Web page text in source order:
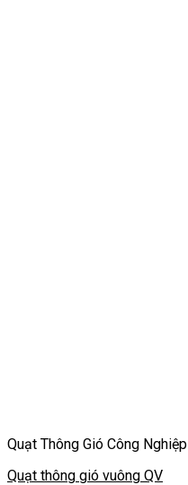
Quạt Thông Gió Công Nghiệp
Quạt thông gió vuông QV